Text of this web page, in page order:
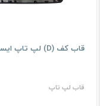
قاب کف (D) لپ تاپ ایسر Acer A315
قاب لپ تاپ